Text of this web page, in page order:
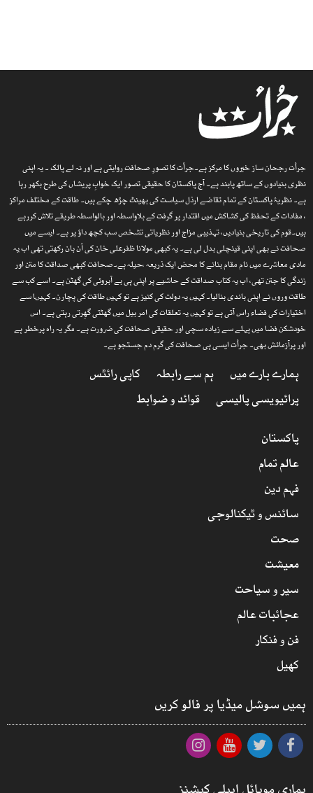
جرأت رجحان ساز خبروں کا مرکز ہے۔جرأت کا تصورِ صحافت روایتی ہے اور نہ لے پالک ۔ یہ اپنی
نظری بنیادوں کے ساتھ پابند ہے۔ آج پاکستان کا حقیقی تصور ایک خوابِ پریشاں کی طرح بکھر رہا
ہے۔ نظریۂ پاکستان کے تمام تقاضے ارذل سیاست کی بھینٹ چڑھ چکے ہیں۔ طاقت کے مختلف مراکز
، مفادات کے تحفظ کی کشاکش میں اقتدار پر گرفت کے بلاواسطہ اور بالواسطہ طریقے تلاش کررہے
ہیں۔قوم کی تاریخی بنیادیں، تہذیبی مزاج اور نظریاتی تشخص سب کچھ داؤ پر ہے۔ ایسے میں
صحافت نے بھی اپنی قینچلی بدل لی ہے۔ یہ کبھی مولانا ظفرعلی خان کی آن بان رکھتی تھی اب یہ
مادی معاشرے میں نام مقام بنانے کا محض ایک ذریعہ ،حیلہ ہے۔صحافت کبھی صداقت کا متن اور
زندگی کا جتن تھی، اب یہ کتاب صداقت کے حاشیے پر اپنی ہی بے آبروئی کی گھٹن ہے۔ اسے کب سے
طاقت وروں نے اپنی باندی بنالیا۔ کہیں یہ دولت کی کنیز ہے تو کہیں طاقت کی پچارن۔ کہیںا سے
اختیارات کی فضاء راس آتی ہے تو کہیں یہ تعلقات کی امر بیل میں گھٹتی گھِرتی رہتی ہے۔ اس
خودشکن فضا میں پہلے سے زیادہ سچی اور حقیقی صحافت کی ضرورت ہے۔ مگر یہ راہ پرخطر ہے
اور پرآزمائش بھی۔ جرأت ایسی ہی صحافت کی گرم دم جستجو ہے۔
ہمارے بارے میں ہم سے رابطہ
کاپی رائٹس
پرائیویسی پالیسی
قوائد و ضوابط
پاکستان
عالم تمام
فہم دین
سائنس و ٹیکنالوجی
صحت
معیشت
سیر و سیاحت
عجائبات عالم
فن و فنکار
کھیل
ہمیں سوشل میڈیا پر فالو کریں